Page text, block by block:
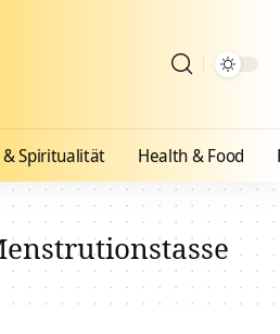
& Spiritualität Health & Food